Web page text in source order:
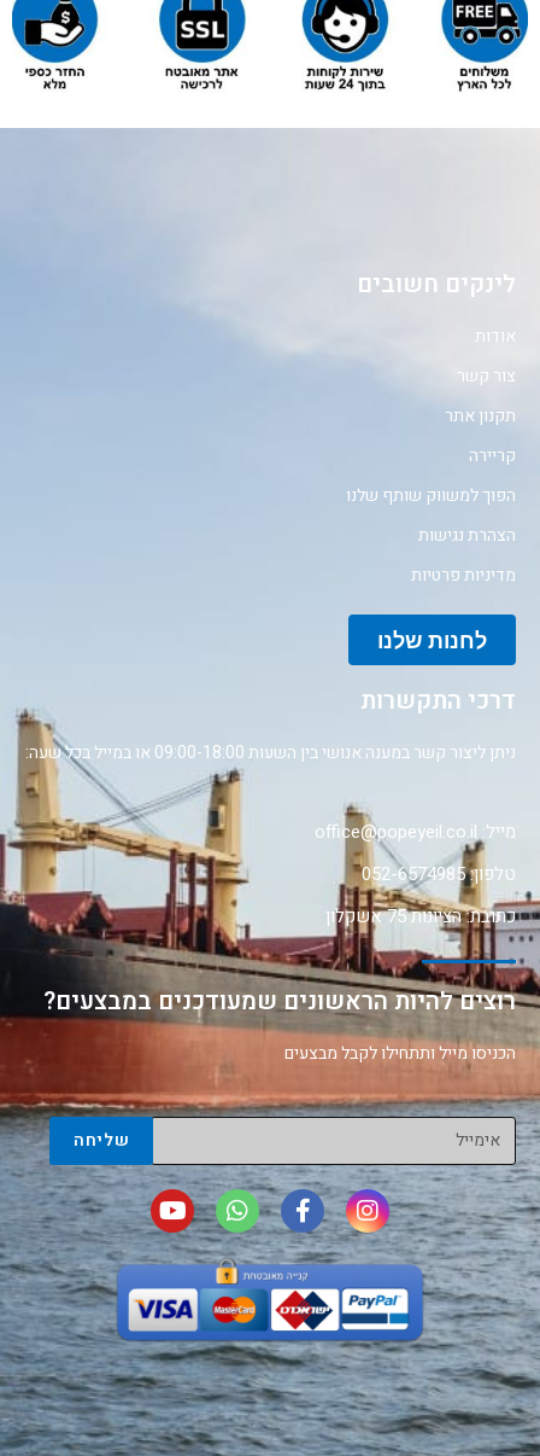
לינקים חשובים
אודות
צור קשר
תקנון אתר
קריירה
הפוך למשווק שותף שלנו
הצהרת נגישות
מדיניות פרטיות
לחנות שלנו
דרכי התקשרות
ניתן ליצור קשר במענה אנושי בין השעות 09:00-18:00 או במייל בכל שעה:
מייל: office@popeyeil.co.il
טלפון: 052-6574985
כתובת: הציונות 75 אשקלון
רוצים להיות הראשונים שמעודכנים במבצעים?
הכניסו מייל ותתחילו לקבל מבצעים
שליחה